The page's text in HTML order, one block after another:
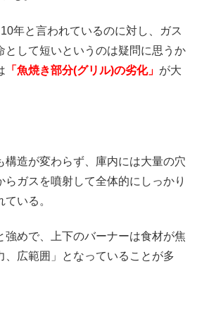
年と言われているのに対し、ガス
として短いというのは疑問に思うか
「魚焼き部分(グリル)の劣化」 が大
構造が変わらず、庫内には大量の穴
らガスを噴射して全体的にしっかり
いる。
強めで、上下のバーナーは食材が焦
、広範囲」となっていることが多